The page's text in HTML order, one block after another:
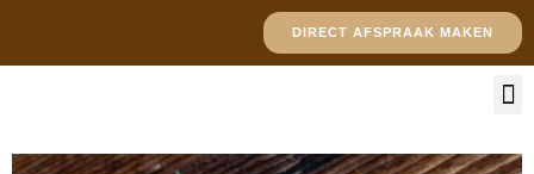
DIRECT AFSPRAAK MAKEN